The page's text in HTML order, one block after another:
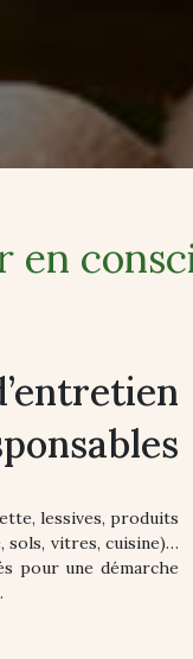
en
lessives, produits
sols, vitres, cuisine)…
pour une démarche